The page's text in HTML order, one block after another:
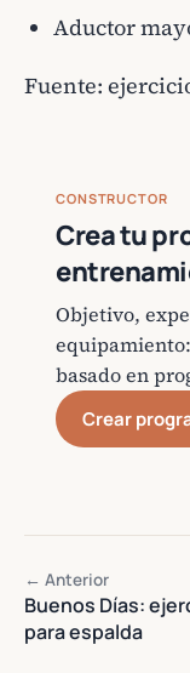
Aductor
Fuente:
CONSTRUCTOR
Crea tu
Objetivo,
basado en
Crear
← Anterior
Buenos Días:
para espalda